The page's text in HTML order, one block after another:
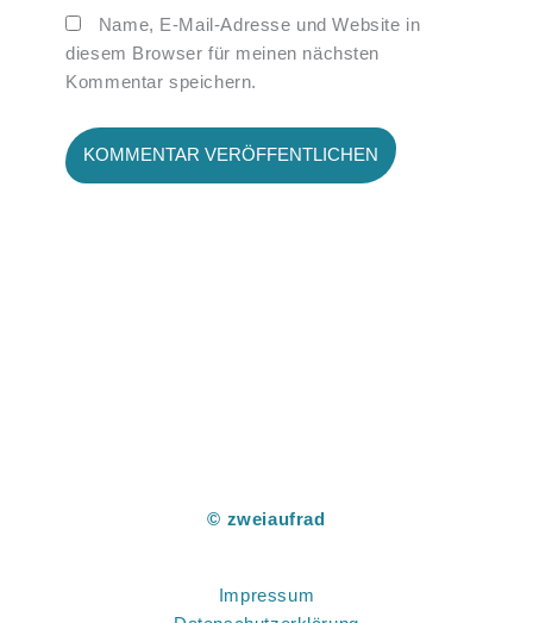
Name, E-Mail-Adresse und Website in
diesem Browser für meinen nächsten
Kommentar speichern.
© zweiaufrad
Impressum